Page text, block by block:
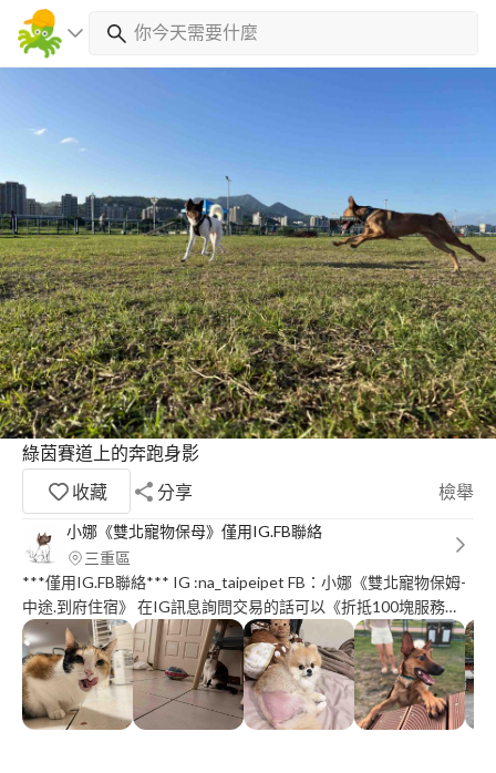
綠茵賽道上的奔跑身影
收藏
分享 檢舉
小娜《雙北寵物保母》僅用IG.FB聯絡
三重區
***僅用IG.FB聯絡*** IG :na_taipeipet FB：小娜《雙北寵物保姆-
中途.到府住宿》 在IG訊息詢問交易的話可以《折抵100塊服務
費》 五年經驗的全職保姆經驗目前任在職五年內也有陸續進行送
養貓狗服務 同時也有為年紀較長的貓咪進行到府照護一年半的經
驗 服務過各種個性體型的寶貝們 敏感較無法接受外人的狗狗也可
以進行討論會面地區位於新北市三重蘆洲區，雙北區域皆可提供服
務 - 服務項目： 《居家住宿》 服務對象：全體型犬種、鼠類、爬